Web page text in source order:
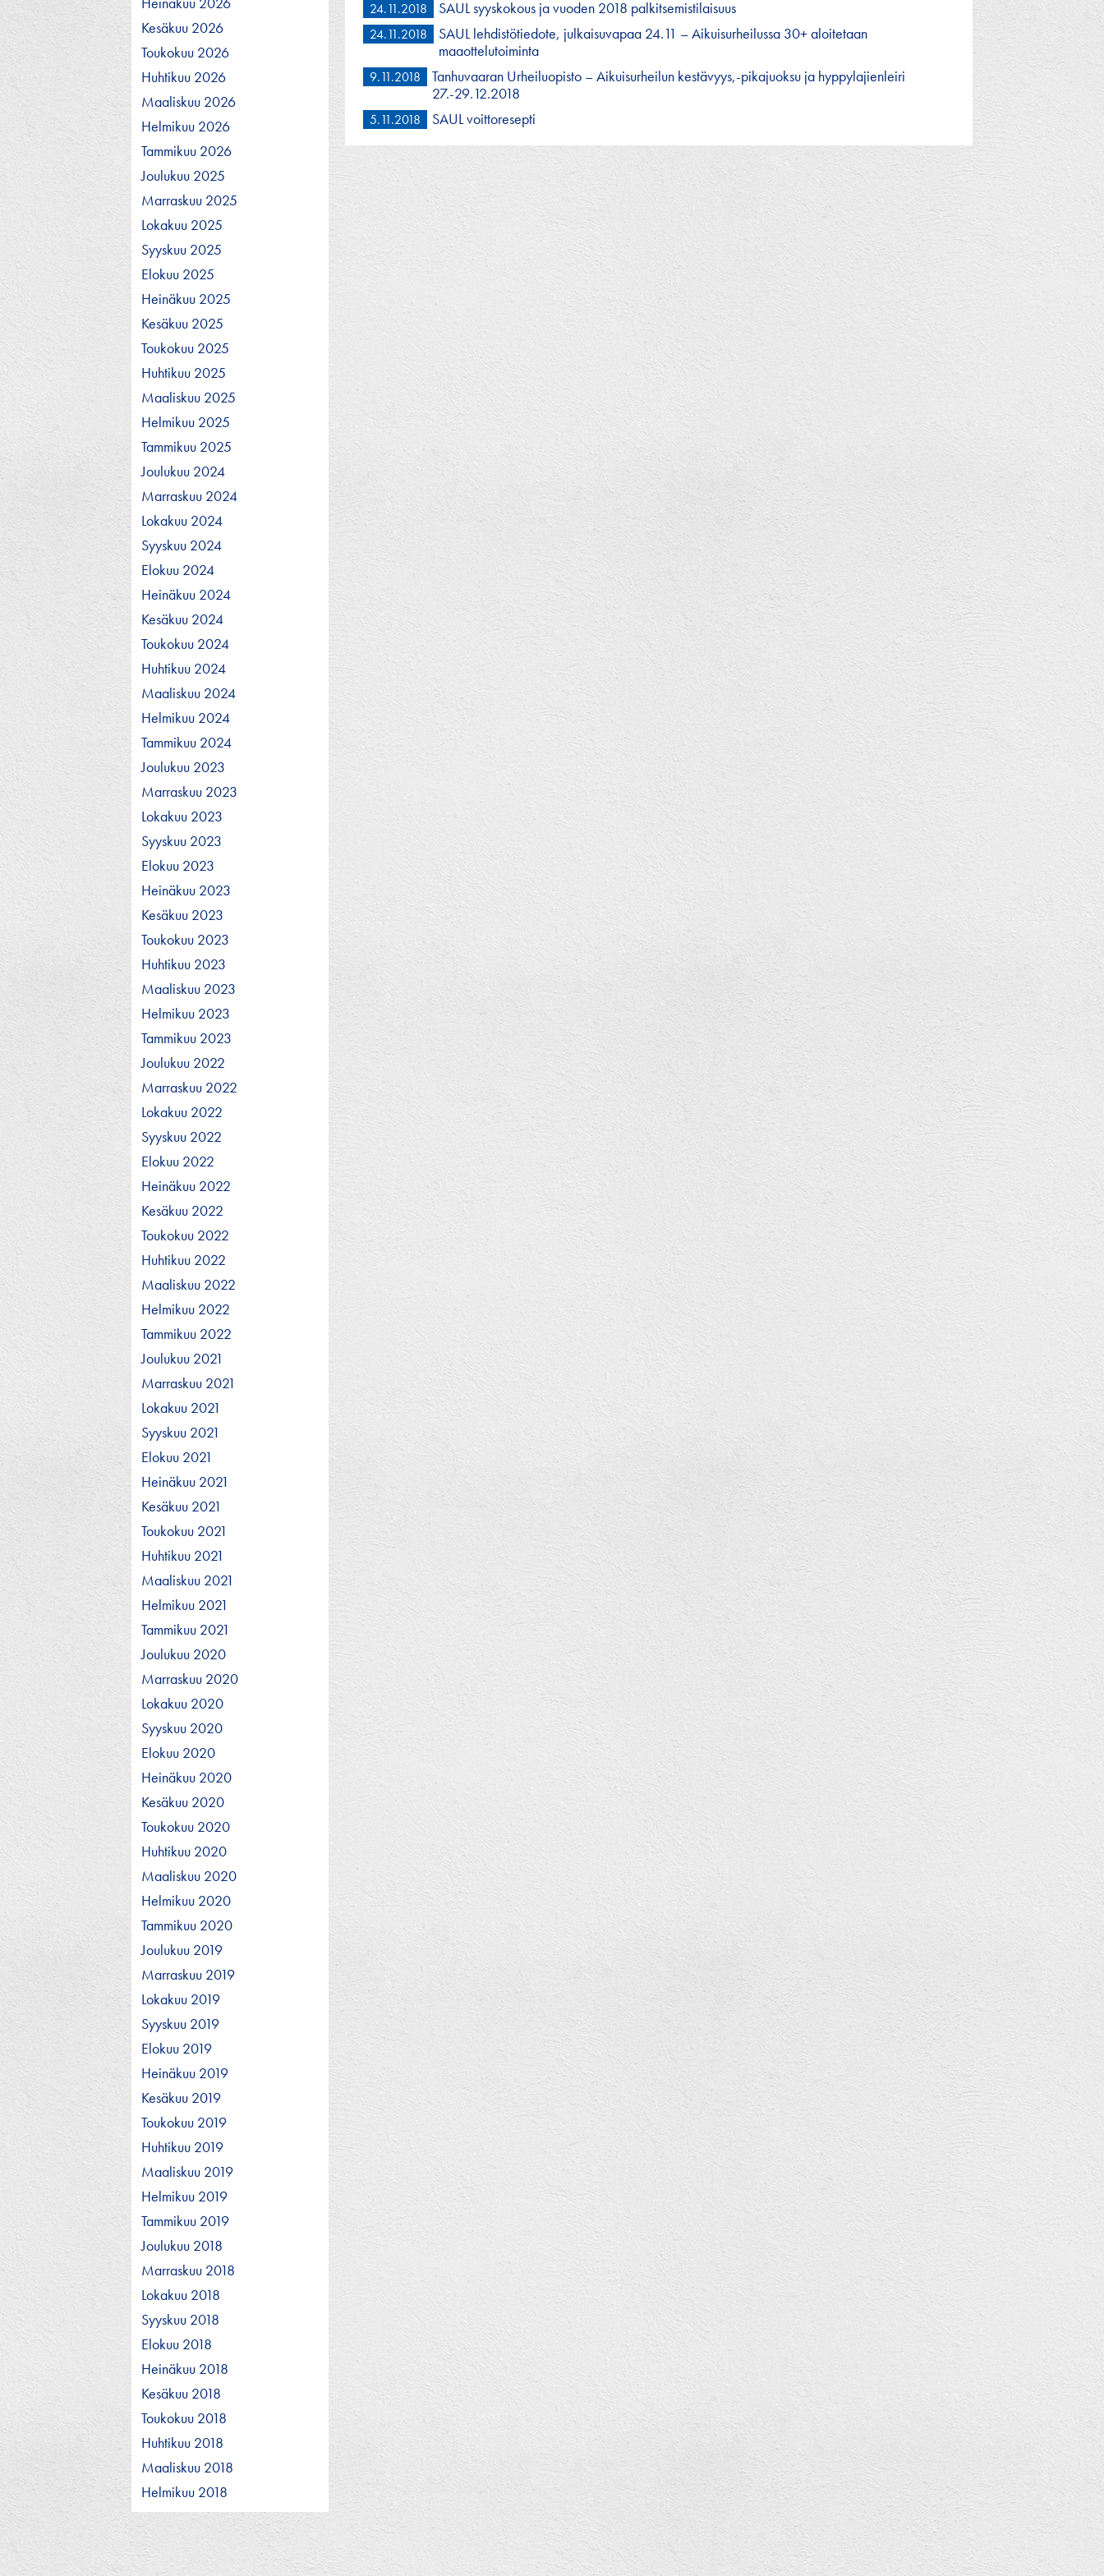
Kesäkuu 2026
Toukokuu 2026
Huhtikuu 2026
Maaliskuu 2026
Helmikuu 2026
Tammikuu 2026
Joulukuu 2025
Marraskuu 2025
Lokakuu 2025
Syyskuu 2025
Elokuu 2025
Heinäkuu 2025
Kesäkuu 2025
Toukokuu 2025
Huhtikuu 2025
Maaliskuu 2025
Helmikuu 2025
Tammikuu 2025
Joulukuu 2024
Marraskuu 2024
Lokakuu 2024
Syyskuu 2024
Elokuu 2024
Heinäkuu 2024
Kesäkuu 2024
Toukokuu 2024
Huhtikuu 2024
Maaliskuu 2024
Helmikuu 2024
Tammikuu 2024
Joulukuu 2023
Marraskuu 2023
Lokakuu 2023
Syyskuu 2023
Elokuu 2023
Heinäkuu 2023
Kesäkuu 2023
Toukokuu 2023
Huhtikuu 2023
Maaliskuu 2023
Helmikuu 2023
Tammikuu 2023
Joulukuu 2022
Marraskuu 2022
Lokakuu 2022
Syyskuu 2022
Elokuu 2022
Heinäkuu 2022
Kesäkuu 2022
Toukokuu 2022
Huhtikuu 2022
Maaliskuu 2022
Helmikuu 2022
Tammikuu 2022
Joulukuu 2021
Marraskuu 2021
Lokakuu 2021
Syyskuu 2021
Elokuu 2021
Heinäkuu 2021
Kesäkuu 2021
Toukokuu 2021
Huhtikuu 2021
Maaliskuu 2021
Helmikuu 2021
Tammikuu 2021
Joulukuu 2020
Marraskuu 2020
Lokakuu 2020
Syyskuu 2020
Elokuu 2020
Heinäkuu 2020
Kesäkuu 2020
Toukokuu 2020
Huhtikuu 2020
Maaliskuu 2020
Helmikuu 2020
Tammikuu 2020
Joulukuu 2019
Marraskuu 2019
Lokakuu 2019
Syyskuu 2019
Elokuu 2019
Heinäkuu 2019
Kesäkuu 2019
Toukokuu 2019
Huhtikuu 2019
Maaliskuu 2019
Helmikuu 2019
Tammikuu 2019
Joulukuu 2018
Marraskuu 2018
Lokakuu 2018
Syyskuu 2018
Elokuu 2018
Heinäkuu 2018
Kesäkuu 2018
Toukokuu 2018
Huhtikuu 2018
Maaliskuu 2018
Helmikuu 2018
24.11.2018 SAUL syyskokous ja vuoden 2018 palkitsemistilaisuus
24.11.2018
SAUL lehdistötiedote, julkaisuvapaa 24.11 – Aikuisurheilussa 30+ aloitetaan
maaottelutoiminta
9.11.2018
Tanhuvaaran Urheiluopisto – Aikuisurheilun kestävyys,-pikajuoksu ja hyppylajienleiri
27.-29.12.2018
5.11.2018 SAUL voittoresepti